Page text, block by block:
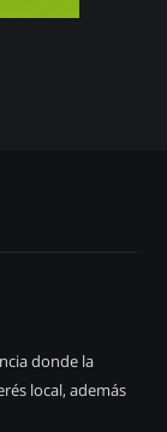
donde la
local, además